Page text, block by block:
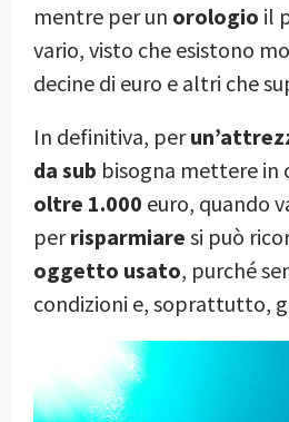
mentre per un orologio il
vario, visto che esistono
decine di euro e altri che
In definitiva, per
da sub bisogna mettere in
oltre 1.000 euro, quando
perrisparmiare si può
oggetto usato, purché
condizioni e, soprattutto,